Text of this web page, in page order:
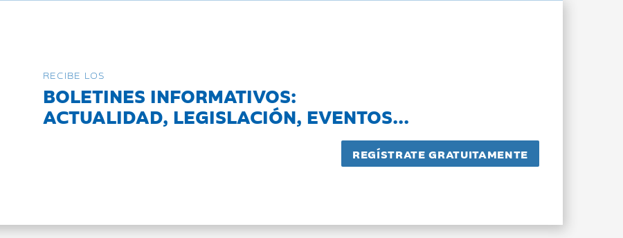
RECIBE LOS
BOLETINES INFORMATIVOS:
ACTUALIDAD, LEGISLACIÓN, EVENTOS...